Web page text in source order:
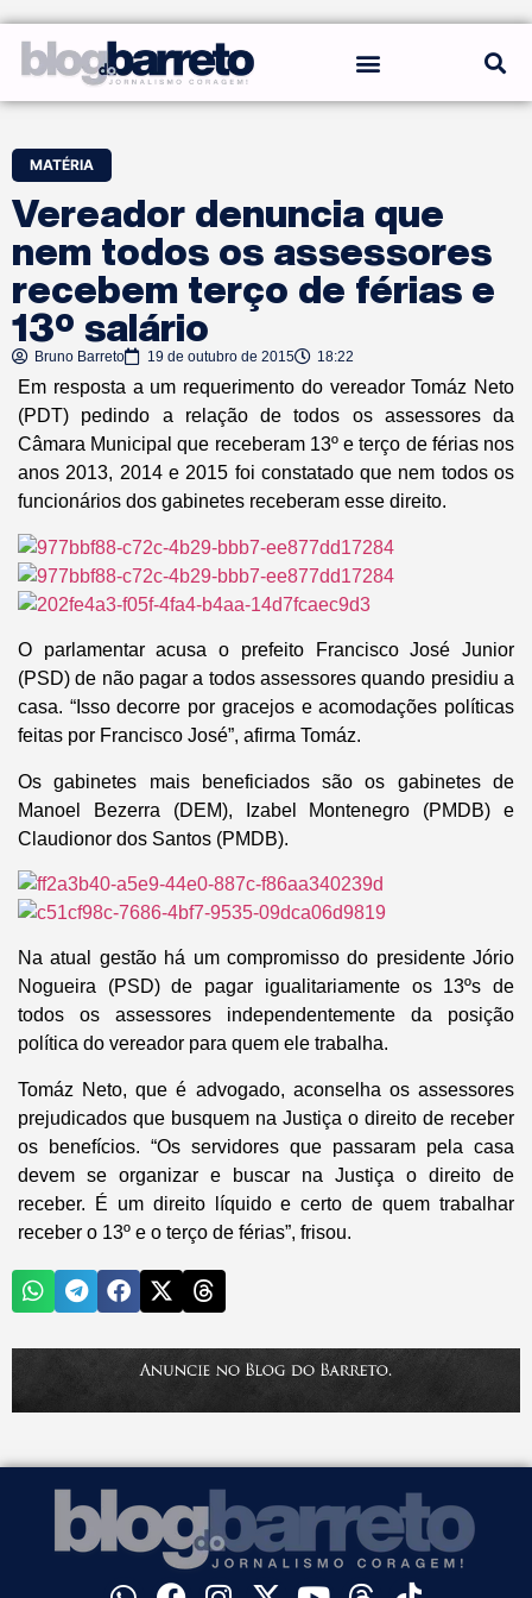
MATÉRIA
Vereador denuncia que
nem todos os assessores
recebem terço de férias e
13º salário
Bruno Barreto 19 de outubro de 2015 18:22
Em resposta a um requerimento do vereador Tomáz Neto
(PDT) pedindo a relação de todos os assessores da
Câmara Municipal que receberam 13º e terço de férias nos
anos 2013, 2014 e 2015 foi constatado que nem todos os
funcionários dos gabinetes receberam esse direito.
O parlamentar acusa o prefeito Francisco José Junior
(PSD) de não pagar a todos assessores quando presidiu a
casa. “Isso decorre por gracejos e acomodações políticas
feitas por Francisco José”, afirma Tomáz.
Os gabinetes mais beneficiados são os gabinetes de
Manoel Bezerra (DEM), Izabel Montenegro (PMDB) e
Claudionor dos Santos (PMDB).
Na atual gestão há um compromisso do presidente Jório
Nogueira (PSD) de pagar igualitariamente os 13ºs de
todos os assessores independentemente da posição
política do vereador para quem ele trabalha.
Tomáz Neto, que é advogado, aconselha os assessores
prejudicados que busquem na Justiça o direito de receber
os benefícios. “Os servidores que passaram pela casa
devem se organizar e buscar na Justiça o direito de
receber. É um direito líquido e certo de quem trabalhar
receber o 13º e o terço de férias”, frisou.